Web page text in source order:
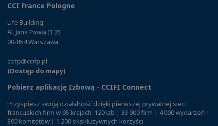
CCI France Pologne
Life Building
Al. Jana Pawła II 25
00-854 Warszawa
ccifp@ccifp.pl
(Dostęp do mapy)
Pobierz aplikację Izbową - CCIFI Connect
Przyspiesz swoją działalność dzięki pierwszej prywatnej sieci
francuskich firm w 95 krajach: 120 izb | 33 000 firm | 4 000 wydarzeń |
300 komitetów | 1 200 ekskluzywnych korzyści